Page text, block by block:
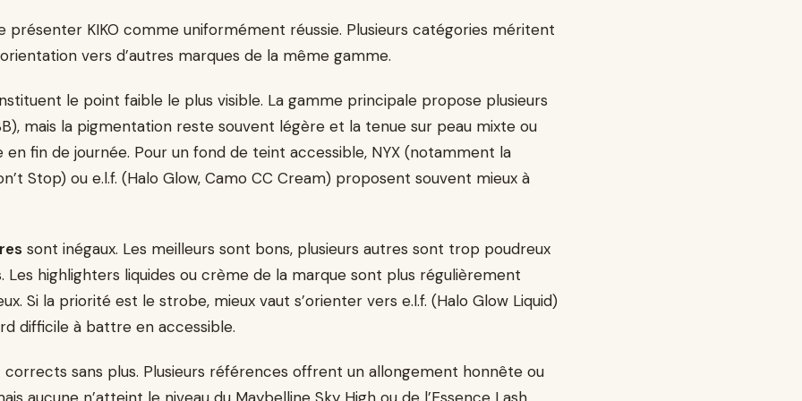
présenter KIKO comme uniformément réussie. Plusieurs catégories méritent
vers d’autres marques de la même gamme.
le point faible le plus visible. La gamme principale propose plusieurs
mais la pigmentation reste souvent légère et la tenue sur peau mixte ou
fin de journée. Pour un fond de teint accessible, NYX (notamment la
Stop) ou e.l.f. (Halo Glow, Camo CC Cream) proposent souvent mieux à
sont inégaux. Les meilleurs sont bons, plusieurs autres sont trop poudreux
highlighters liquides ou crème de la marque sont plus régulièrement
Si la priorité est le strobe, mieux vaut s’orienter vers e.l.f. (Halo Glow Liquid)
difficile à battre en accessible.
sans plus. Plusieurs références offrent un allongement honnête ou